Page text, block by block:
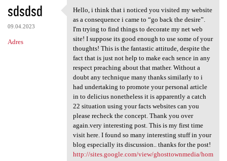
sdsdsd
09.04.2023
Adres
Hello, i think that i noticed
Hello, i think that i noticed you visited my website
as a consequence i came to “go back the desire”.
I'm trying to find things to decorate my net web
site! I suppose its good enough to use some of your
thoughts! This is the fantastic attitude, despite the
fact that is just not help to make each sence in any
respect preaching about that mather. Without a
doubt any technique many thanks similarly to i
had undertaking to promote your personal article
in to delicius nonetheless it is apparently a catch
22 situation using your facts websites can you
please recheck the concept. Thank you over
again.very interesting post. This is my first time
visit here. I found so many interesting stuff in your
blog especially its discussion.. thanks for the post!
http://sites.google.com/view/ghosttownmedia/hom